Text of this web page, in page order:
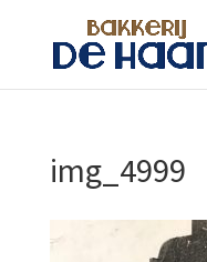
img_4999